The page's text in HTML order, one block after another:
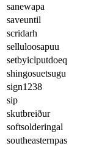
sanewapa
saveuntil
scridarh
selluloosapuu
setbyiclputdoeq
shingosuetsugu
sign1238
sip
skutbreiður
softsolderingal
southeasternpas